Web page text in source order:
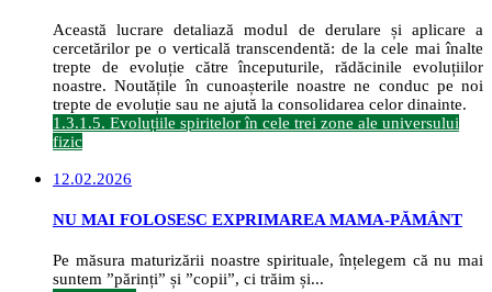
Această lucrare detaliază modul de derulare și aplicare a
cercetărilor pe o verticală transcendentă: de la cele mai înalte
trepte de evoluție către începuturile, rădăcinile evoluțiilor
noastre. Noutățile în cunoașterile noastre ne conduc pe noi
trepte de evoluție sau ne ajută la consolidarea celor dinainte.
1.3.1.5. Evoluțiile spiritelor în cele trei zone ale universului
fizic
12.02.2026
NU MAI FOLOSESC EXPRIMAREA MAMA-PĂMÂNT
Pe măsura maturizării noastre spirituale, înțelegem că nu mai
suntem ”părinți” și ”copii”, ci trăim și...